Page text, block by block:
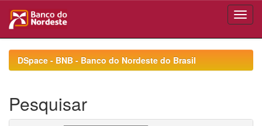
navigationDSpace - BNB - Banco do Nordeste do Brasil
Pesquisar